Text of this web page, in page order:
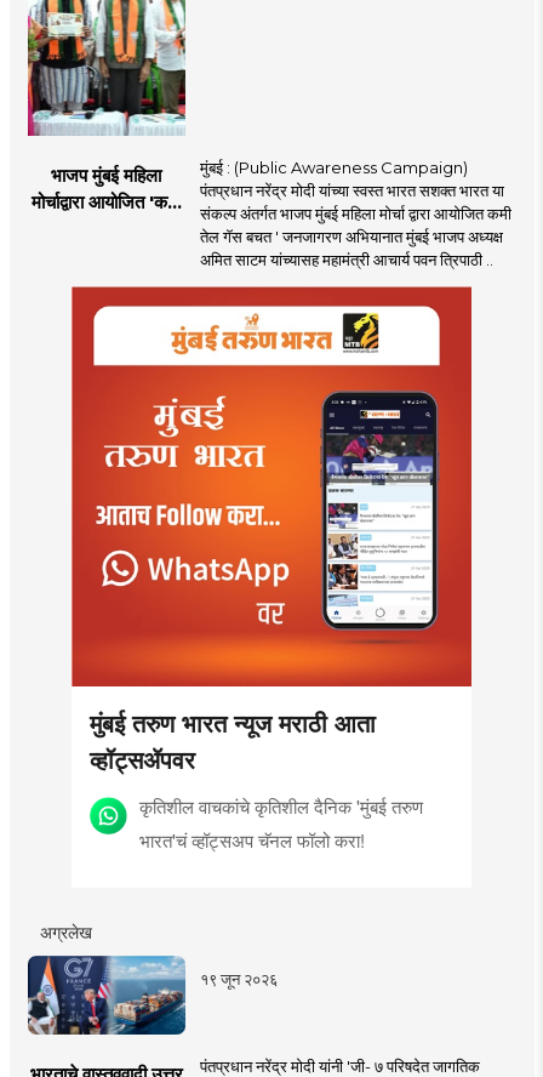
भाजप मुंबई महिला
मोर्चाद्वारा आयोजित 'कमी
मुंबई : (Public Awareness Campaign)
पंतप्रधान नरेंद्र मोदी यांच्या स्वस्त भारत सशक्त भारत या
संकल्प अंतर्गत भाजप मुंबई महिला मोर्चा द्वारा आयोजित कमी
तेल गॅस बचत ' जनजागरण अभियानात मुंबई भाजप अध्यक्ष
अमित साटम यांच्यासह महामंत्री आचार्य पवन त्रिपाठी ..
मुंबई तरुण भारत न्यूज मराठी आता
व्हॉट्सॲपवर
कृतिशील वाचकांचे कृतिशील दैनिक 'मुंबई तरुण
भारत'चं व्हॉट्सअप चॅनल फॉलो करा!
अग्रलेख
१९ जून २०२६
पंतप्रधान नरेंद्र मोदी यांनी 'जी- ७ परिषदेत जागतिक